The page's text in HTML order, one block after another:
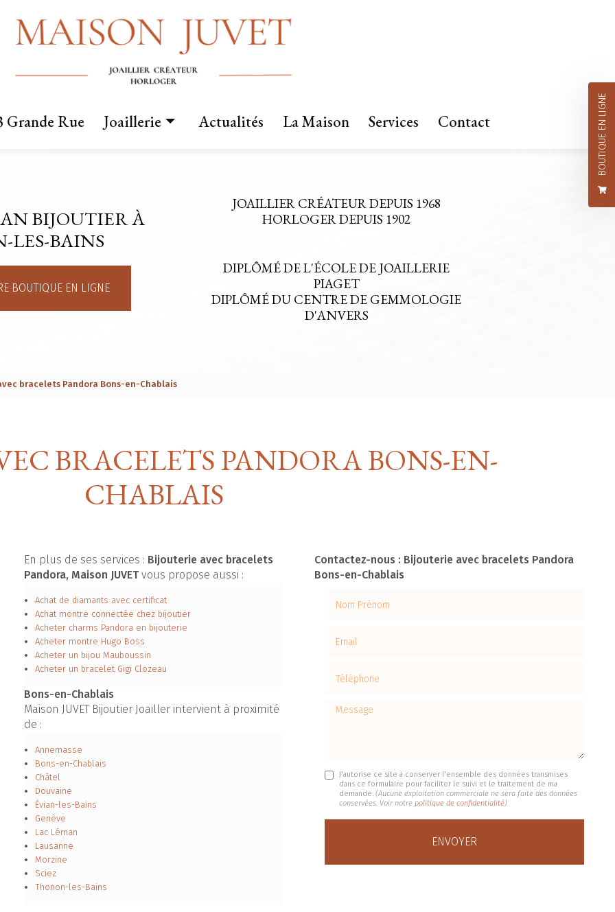
BOUTIQUE EN LIGNE
Grande Rue Joaillerie
Mariage
Actualités La Maison Services Contact
BIJOUTIER À
LES-BAINS
BOUTIQUE EN LIGNE
JOAILLIER CRÉATEUR DEPUIS 1968
HORLOGER DEPUIS 1902
DIPLÔMÉ DE L'ÉCOLE DE JOAILLERIE
PIAGET
DIPLÔMÉ DU CENTRE DE GEMMOLOGIE
D'ANVERS
bracelets Pandora Bons-en-Chablais
BRACELETS PANDORA BONS-EN-
CHABLAIS
En plus de ses services : Bijouterie avec bracelets
Pandora, Maison JUVETvous propose aussi :
Achat de diamants avec certificat
Achat montre connectée chez bijoutier
Acheter charms Pandora en bijouterie
Acheter montre Hugo Boss
Acheter un bijou Mauboussin
Acheter un bracelet Gigi Clozeau
Bons-en-Chablais
Maison JUVET Bijoutier Joailler intervient à proximité
de :
Annemasse
Bons-en-Chablais
Châtel
Douvaine
Évian-les-Bains
Genève
Lac Léman
Lausanne
Morzine
Sciez
Thonon-les-Bains
Contactez-nous : Bijouterie avec bracelets Pandora
Bons-en-Chablais
Message
J'autorise ce site à conserver l'ensemble des données transmises
dans ce formulaire pour faciliter le suivi et le traitement de ma
demande. (Aucune exploitation commerciale ne sera faite des données
conservées. Voir notre politique de confidentialité)